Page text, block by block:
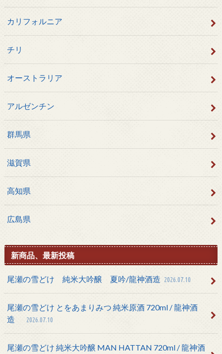
カリフォルニア
チリ
オーストラリア
アルゼンチン
群馬県
滋賀県
高知県
広島県
新商品、最新投稿
尾瀬の雪どけ 純米大吟醸 夏吟/龍神酒造 2026.07.10
尾瀬の雪どけ とをあまりみつ 純米原酒 720ml / 龍神酒
造
2026.07.10
尾瀬の雪どけ 純米大吟醸 MAN HATTAN 720ml / 龍神酒